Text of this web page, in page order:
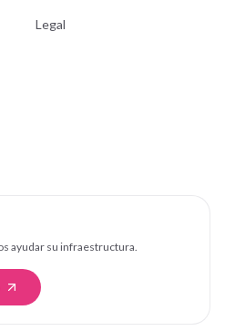
Legal
ayudar su infraestructura.